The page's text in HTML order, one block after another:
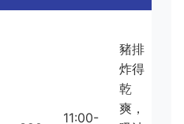
11:00-
豬排
炸得
乾
爽，